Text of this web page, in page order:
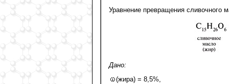
Уравнение превращения сливочного
Дано:
(жира) = 8,5%,